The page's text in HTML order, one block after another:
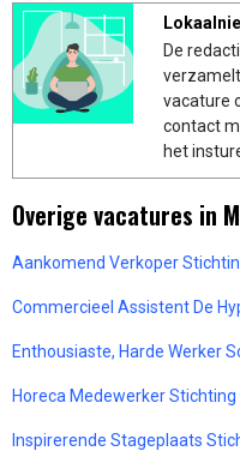
De
vacature
contact
het
Overige vacatures in
Aankomend Verkoper
Commercieel Assistent De
Enthousiaste, Harde Werker
Horeca Medewerker
Inspirerende Stageplaats